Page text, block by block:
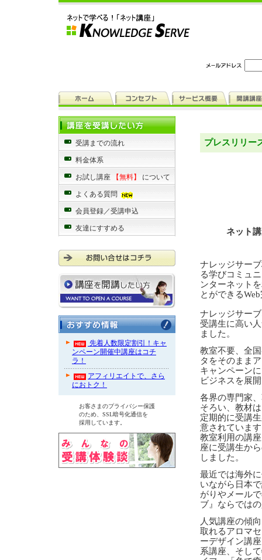
受講までの流れ
料金体系
お試し講座 【無料】 について
よくある質問
会員登録／受講申込
友達にすすめる
先着人数限定割引！キャ
ンペーン開催中講座はコチ
ラ！
アフィリエイトで、さら
におトク！
お客さまのプライバシー保護
のため、SSL暗号化通信を
採用しています。
プレスリリー
ネット講座
ナレッジサー
る学びコミュ
ンターネット
とができる
ナレッジサー
受講生に高い
ました。
教室不要、全
タをそのまま
キャンペーン
ビジネスを展
各界の専門家
そろい、教材
定期的に受講
意されていま
教室利用の講
座に受講生か
しました。
最近では海外
いながら日本
がりやメール
ブ』ならでは
人気講座の傾
取れるアロマ
ーデザイン講
系講座、そし